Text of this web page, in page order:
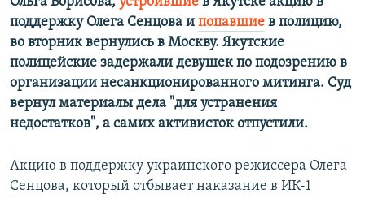
поддержку Олега Сенцова и попавшие в полицию,
во вторник вернулись в Москву. Якутские
полицейские задержали девушек по подозрению в
организации несанкционированного митинга. Суд
вернул материалы дела "для устранения
недостатков", а самих активисток отпустили.
Акцию в поддержку украинского режиссера Олега
Сенцова, который отбывает наказание в ИК-1